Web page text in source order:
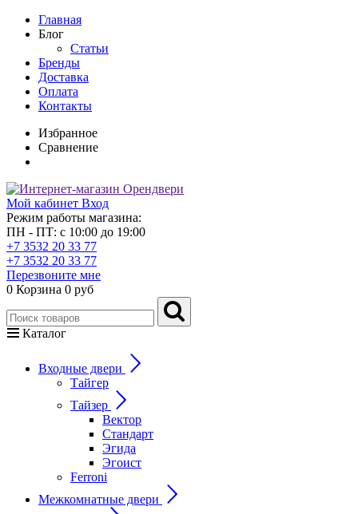
Главная
Блог
Статьи
Бренды
Доставка
Оплата
Контакты
Избранное
Сравнение
Мой кабинет Вход
Режим работы магазина:
ПН - ПТ: с 10:00 до 19:00
+7 3532 20 33 77
+7 3532 20 33 77
Перезвоните мне
0 Корзина 0 руб
Каталог
Входные двери
Тайгер
Тайзер
Вектор
Стандарт
Эгида
Эгоист
Ferroni
Межкомнатные двери